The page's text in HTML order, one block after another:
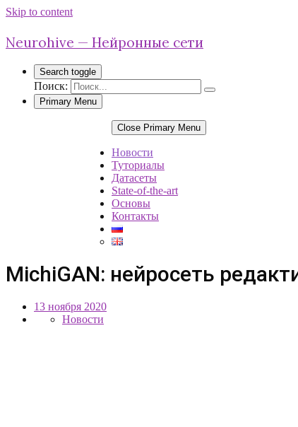
Skip to content
Neurohive — Нейронные сети
Search toggle
Поиск:
Primary Menu
Close Primary Menu
Новости
Туториалы
Датасеты
State-of-the-art
Основы
Контакты
MichiGAN: нейросеть
13 ноября 2020
Новости